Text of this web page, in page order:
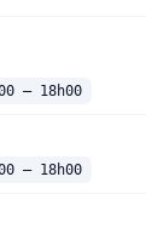
— 18h00
— 18h00